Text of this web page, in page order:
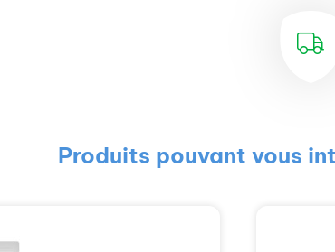
Produits pouvant vous